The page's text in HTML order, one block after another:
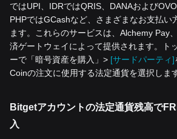
ではUPI、IDRではQRIS、DANAおよびOVO
PHPではGCashなど、さまざまなお支払い
ます。これらのサービスは、Alchemy Pay
済ゲートウェイによって提供されます。ト
ーで「暗号資産を‌購入」> [サードパーティ]
Coinの注文に使用する法定通貨を選択します
Bitgetアカウントの法定通貨残高で
入